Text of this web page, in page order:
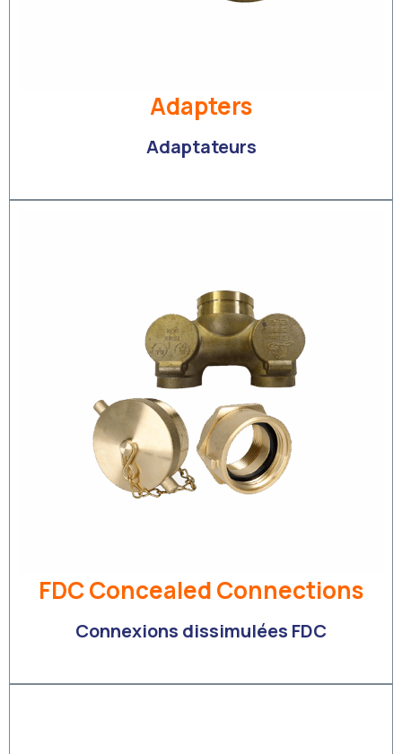
Adapters
Adaptateurs
FDC Concealed Connections
Connexions dissimulées FDC